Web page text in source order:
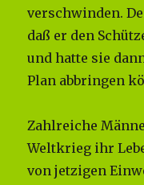
verschwinden.
daß er den
und hatte sie
Plan abbringen
Zahlreiche
Weltkrieg ihr
von jetzigen